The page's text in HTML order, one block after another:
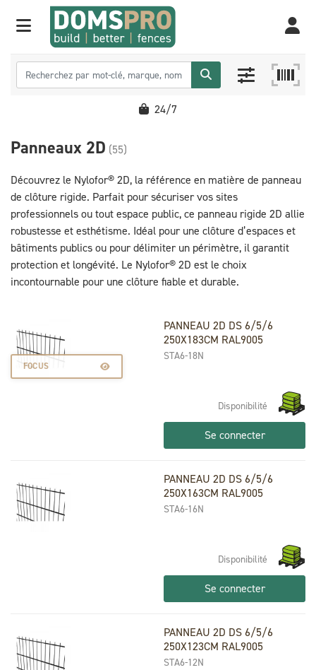
24/7
Panneaux 2D (55)
Découvrez le Nylofor® 2D, la référence en matière de panneau
de clôture rigide. Parfait pour sécuriser vos sites
professionnels ou tout espace public, ce panneau rigide 2D allie
robustesse et esthétisme. Idéal pour une clôture d’espaces et
bâtiments publics ou pour délimiter un périmètre, il garantit
protection et longévité. Le Nylofor® 2D est le choix
incontournable pour une clôture fiable et durable.
FOCUS
PANNEAU 2D DS 6/5/6
250X183CM RAL9005
STA6-18N
Disponibilité
Se connecter
PANNEAU 2D DS 6/5/6
250X163CM RAL9005
STA6-16N
Disponibilité
Se connecter
PANNEAU 2D DS 6/5/6
250X123CM RAL9005
STA6-12N